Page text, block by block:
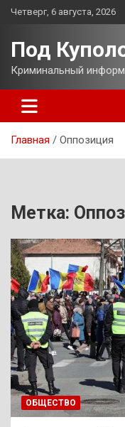
Перейти
Четверг, 6 августа, 2026
Под
Криминальный
Главная Оппозиция
Метка:
ОБЩЕСТВО